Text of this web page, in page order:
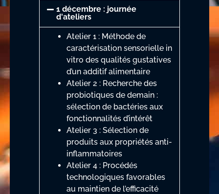
1 décembre : journée
d'ateliers
Atelier 1 : Méthode de
caractérisation sensorielle in
vitro des qualités gustatives
d’un additif alimentaire
Atelier 2 : Recherche des
probiotiques de demain :
sélection de bactéries aux
fonctionnalités d’intérêt
Atelier 3 : Sélection de
produits aux propriétés anti-
inflammatoires
Atelier 4 : Procédés
technologiques favorables
au maintien de l’efficacité